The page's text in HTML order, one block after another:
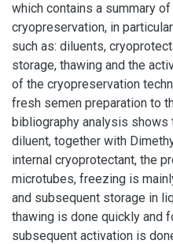
which contains a summary
cryopreservation, in
such as: diluents,
storage, thawing and the
of the cryopreservation
fresh semen preparation to
bibliography analysis
diluent, together with
internal cryoprotectant, the
microtubes, freezing is
and subsequent storage in
thawing is done quickly and
subsequent activation is